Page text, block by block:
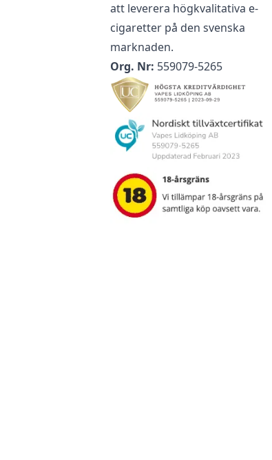
att leverera högkvalitativa e-
cigaretter på den svenska
marknaden.
Org. Nr: 559079-5265